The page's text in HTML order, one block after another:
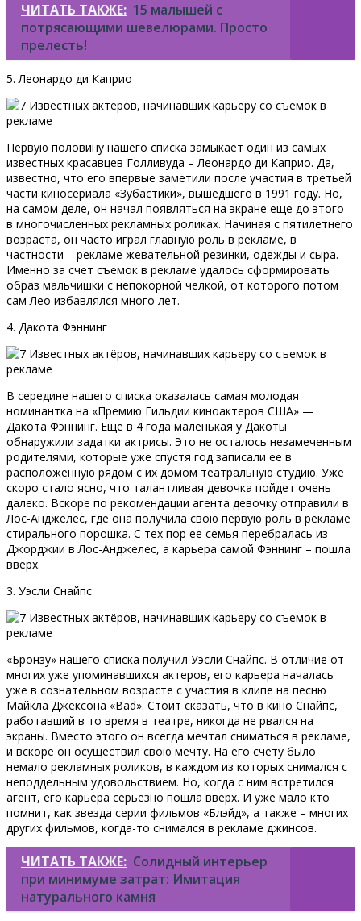
ЧИТАТЬ ТАКЖЕ: 15 малышей с
потрясающими шевелюрами. Просто
прелесть!
5. Леонардо ди Каприо
Первую половину нашего списка замыкает один из самых
известных красавцев Голливуда – Леонардо ди Каприо. Да,
известно, что его впервые заметили после участия в третьей
части киносериала «Зубастики», вышедшего в 1991 году. Но,
на самом деле, он начал появляться на экране еще до этого –
в многочисленных рекламных роликах. Начиная с пятилетнего
возраста, он часто играл главную роль в рекламе, в
частности – рекламе жевательной резинки, одежды и сыра.
Именно за счет съемок в рекламе удалось сформировать
образ мальчишки с непокорной челкой, от которого потом
сам Лео избавлялся много лет.
4. Дакота Фэннинг
В середине нашего списка оказалась самая молодая
номинантка на «Премию Гильдии киноактеров США» —
Дакота Фэннинг. Еще в 4 года маленькая у Дакоты
обнаружили задатки актрисы. Это не осталось незамеченным
родителями, которые уже спустя год записали ее в
расположенную рядом с их домом театральную студию. Уже
скоро стало ясно, что талантливая девочка пойдет очень
далеко. Вскоре по рекомендации агента девочку отправили в
Лос-Анджелес, где она получила свою первую роль в рекламе
стирального порошка. С тех пор ее семья перебралась из
Джорджии в Лос-Анджелес, а карьера самой Фэннинг – пошла
вверх.
3. Уэсли Снайпс
«Бронзу» нашего списка получил Уэсли Снайпс. В отличие от
многих уже упоминавшихся актеров, его карьера началась
уже в сознательном возрасте с участия в клипе на песню
Майкла Джексона «Bad». Стоит сказать, что в кино Снайпс,
работавший в то время в театре, никогда не рвался на
экраны. Вместо этого он всегда мечтал сниматься в рекламе,
и вскоре он осуществил свою мечту. На его счету было
немало рекламных роликов, в каждом из которых снимался с
неподдельным удовольствием. Но, когда с ним встретился
агент, его карьера серьезно пошла вверх. И уже мало кто
помнит, как звезда серии фильмов «Блэйд», а также – многих
других фильмов, когда-то снимался в рекламе джинсов.
ЧИТАТЬ ТАКЖЕ: Солидный интерьер
при минимуме затрат: Имитация
натурального камня